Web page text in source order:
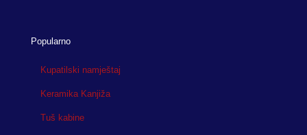
Popularno
Kupatilski namještaj
Keramika Kanjiža
Tuš kabine